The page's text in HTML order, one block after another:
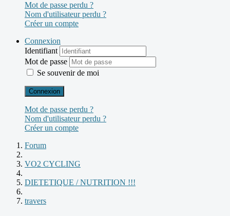
Mot de passe perdu ?
Nom d'utilisateur perdu ?
Créer un compte
Connexion
Identifiant
Mot de passe
Se souvenir de moi
Connexion
Mot de passe perdu ?
Nom d'utilisateur perdu ?
Créer un compte
Forum
VO2 CYCLING
DIETETIQUE / NUTRITION !!!
travers